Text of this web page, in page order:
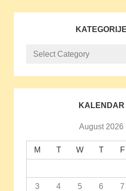
KATEGORIJE
Kategorije
KALENDAR
August 2026
M T W T F
3 4 5 6 7